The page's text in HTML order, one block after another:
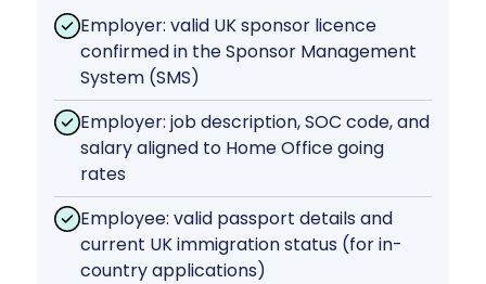
Employer: valid UK sponsor licence
confirmed in the Sponsor Management
System (SMS)
Employer: job description, SOC code, and
salary aligned to Home Office going
rates
Employee: valid passport details and
current UK immigration status (for in-
country applications)